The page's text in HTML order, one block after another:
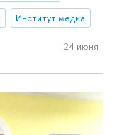
Институт медиа
24 июня